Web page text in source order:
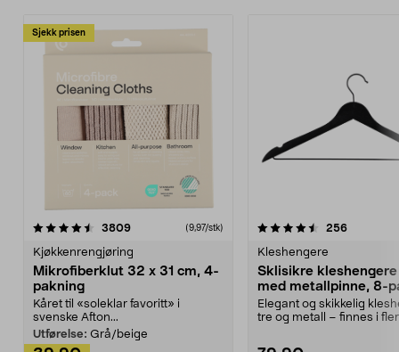
Sjekk prisen
3809anmeldelser(9,97/stk)
Kjøkkenrengjøring
Mikrofiberklut 32 x 31 cm, 4-
pakning
Kåret til «soleklar favoritt» i
svenske Afton...
Utførelse: Grå/beige
4.5av 5 stjerner 256
Kleshengere
Sklisikre
med metallpinne, 8-
Elegant og skikkelig
tre og metall – finnes i
4.5av 5 stjerner